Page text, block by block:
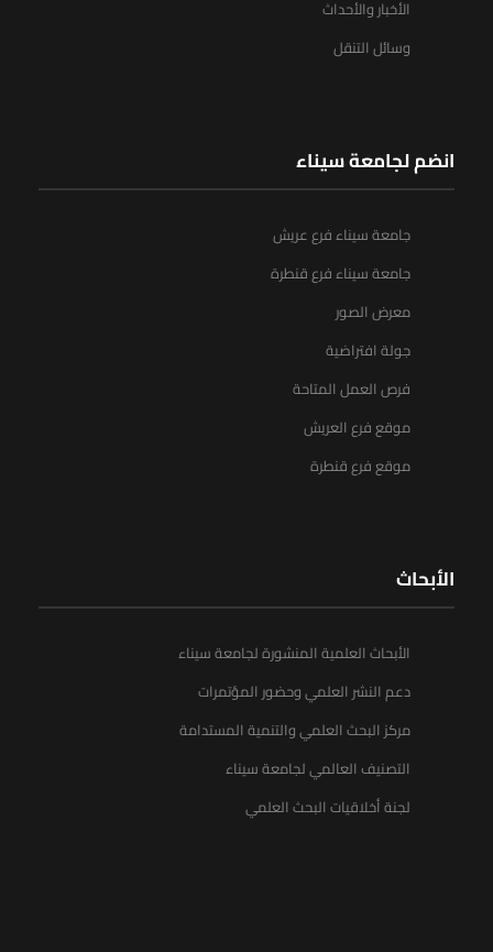
الأخبار والأحداث
وسائل التنقل
انضم لجامعة سيناء
جامعة سيناء فرع عريش
جامعة سيناء فرع قنطرة
معرض الصور
جولة افتراضية
فرص العمل المتاحة
موقع فرع العريش
موقع فرع قنطرة
الأبحاث
الأبحاث العلمية المنشورة لجامعة سيناء
دعم النشر العلمي وحضور المؤتمرات
مركز البحث العلمي والتنمية المستدامة
التصنيف العالمي لجامعة سيناء
لجنة أخلاقيات البحث العلمي